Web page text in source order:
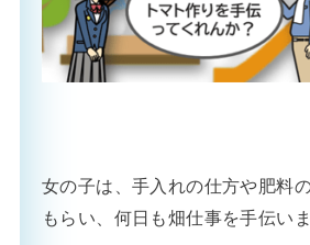
女の子は、手入れの仕方や肥料
もらい、何日も畑仕事を手伝いま